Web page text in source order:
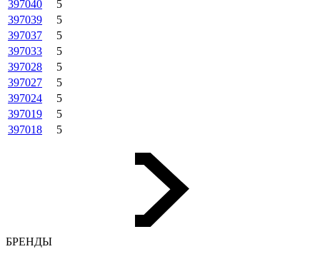
397040
5
397039
5
397037
5
397033
5
397028
5
397027
5
397024
5
397019
5
397018
5
БРЕНДЫ